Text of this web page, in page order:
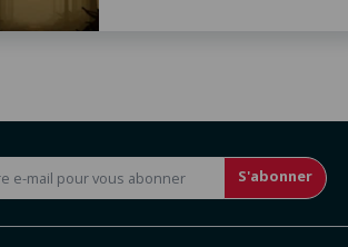
S'abonner